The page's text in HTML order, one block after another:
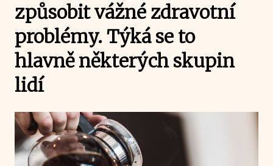
způsobit vážné zdravotní
problémy. Týká se to
hlavně některých skupin
lidí